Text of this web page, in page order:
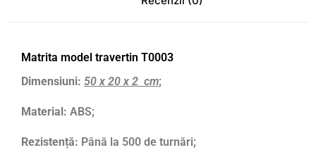
Matrita model travertin T0003
Dimensiuni: 50 x 20 x 2 cm;
Material: ABS;
Rezistență: Până la 500 de turnări;